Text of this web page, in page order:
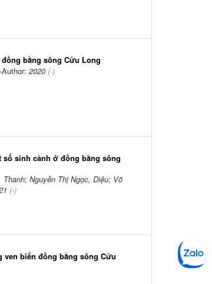
bằng sông Cửu Long
2020(-)
sinh cảnh ở đồng bằng sông
Nguyễn Thị Ngọc, Diệu; Võ
(-)
ven biển đồng bằng sông Cửu